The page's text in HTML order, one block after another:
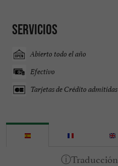
Servicios
Abierto todo el año
Efectivo
Tarjetas de Crédito admitidas